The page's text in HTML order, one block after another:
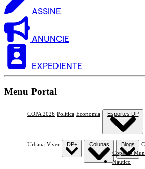
ASSINE
ANUNCIE
EXPEDIENTE
Menu Portal
COPA 2026 Política Economia Esportes DP
Copa do
Náutico
Urbana Viver DP+ Colunas Blogs